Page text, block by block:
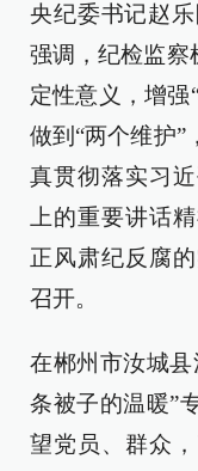
央纪委书记赵
强调，纪检监察
定性意义，增强
做到“两个维护”
真贯彻落实习
上的重要讲话
正风肃纪反腐
召开。
在郴州市汝城
条被子的温暖”
望党员、群众